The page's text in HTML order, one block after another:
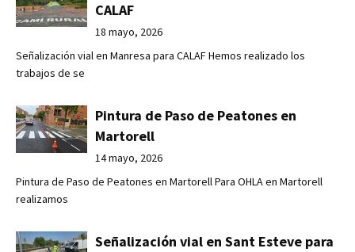
CALAF
18 mayo, 2026
Señalización vial en Manresa para CALAF Hemos realizado los
trabajos de se
Pintura de Paso de Peatones en
Martorell
14 mayo, 2026
Pintura de Paso de Peatones en Martorell Para OHLA en Martorell
realizamos
Señalización vial en Sant Esteve para